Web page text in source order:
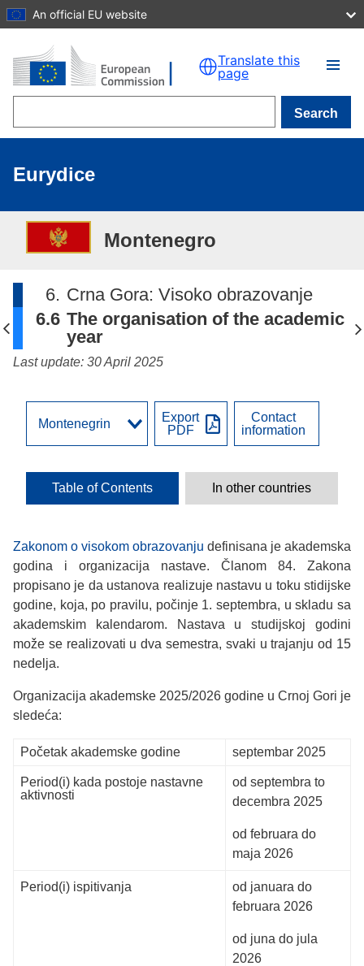
Skip to main content
An official EU website
Translate this
page
Search
Eurydice
Montenegro
6. Crna Gora: Visoko obrazovanje
6.6 The organisation of the academic
year
Last update: 30 April 2025
Zakonom o visokom obrazovanju definisana je akademska
godina i organizacija nastave. Članom 84. Zakona
propisano je da ustanova realizuje nastavu u toku stidijske
godine, koja, po pravilu, počinje 1. septembra, u skladu sa
akademskim kalendarom. Nastava u studijskoj godini
može se realizovati u dva semestra, svaki u trajanju od 15
nedelja.
Organizacija akademske 2025/2026 godine u Crnoj Gori je
sledeća:
Početak akademske godine septembar 2025
Period(i) kada postoje nastavne
aktivnosti
od septembra to
decembra 2025
od februara do
maja 2026
Period(i) ispitivanja
od januara do
februara 2026
od juna do jula
2026
Export
PDF
Contact
information
Table of Contents In other countries